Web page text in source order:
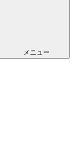
メニュー